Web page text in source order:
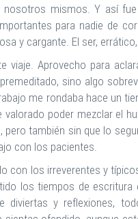
mismos. Y así
para nadie de
y cargante. El ser,
viaje. Aprovecho para
sino algo
me rondaba hace un
poder mezclar el
también sin que lo
con los pacientes.
con los irreverentes y
los tiempos de escritura
diviertas y reflexiones,